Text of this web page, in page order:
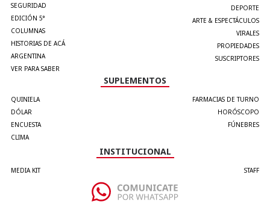
SEGURIDAD
EDICIÓN 5°
COLUMNAS
HISTORIAS DE ACÁ
ARGENTINA
VER PARA SABER
DEPORTE
ARTE & ESPECTÁCULOS
VIRALES
PROPIEDADES
SUSCRIPTORES
SUPLEMENTOS
QUINIELA
DÓLAR
ENCUESTA
CLIMA
FARMACIAS DE TURNO
HORÓSCOPO
FÚNEBRES
INSTITUCIONAL
MEDIA KIT STAFF